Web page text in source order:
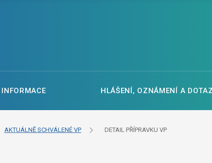
HLÁŠENÍ, OZNÁMENÍ A
AKTUÁLNĚ SCHVÁLENÉ VP DETAIL PŘÍPRAVKU VP